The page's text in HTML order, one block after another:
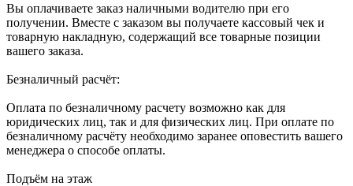
Вы оплачиваете заказ наличными водителю при его
получении. Вместе с заказом вы получаете кассовый чек и
товарную накладную, содержащий все товарные позиции
вашего заказа.
Безналичный расчёт:
Оплата по безналичному расчету возможно как для
юридических лиц, так и для физических лиц. При оплате по
безналичному расчёту необходимо заранее оповестить вашего
менеджера о способе оплаты.
Подъём на этаж